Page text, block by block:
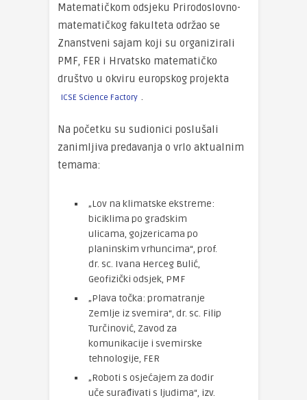
Matematičkom odsjeku Prirodoslovno-
matematičkog fakulteta održao se
Znanstveni sajam koji su organizirali
PMF, FER i Hrvatsko matematičko
društvo u okviru europskog projekta
ICSE Science Factory
Na početku su sudionici poslušali
zanimljiva predavanja o vrlo aktualnim
temama:
„Lov na klimatske ekstreme:
biciklima po gradskim
ulicama, gojzericama po
planinskim vrhuncima“, prof.
dr. sc. Ivana Herceg Bulić,
Geofizički odsjek, PMF
„Plava točka: promatranje
Zemlje iz svemira“, dr. sc. Filip
Turčinović, Zavod za
komunikacije i svemirske
tehnologije, FER
„Roboti s osjećajem za dodir
uče surađivati s ljudima“, izv.